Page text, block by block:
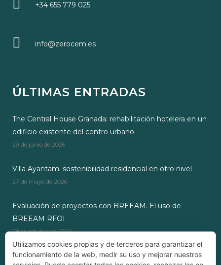
+34 655 779 025
info@zerocem.es
ÚLTIMAS ENTRADAS
The Central House Granada: rehabilitación hotelera en un
edificio existente del centro urbano
29 de junio de 2026
Villa Ayantam: sostenibilidad residencial en otro nivel
27 de mayo de 2026
Evaluación de proyectos con BREEAM. El uso de
BREEAM RFOI
28 de octubre de 2024
Utilizamos cookies propias y de terceros para garantizar el
funcionamiento de la web, medir su uso y mejorar nuestros